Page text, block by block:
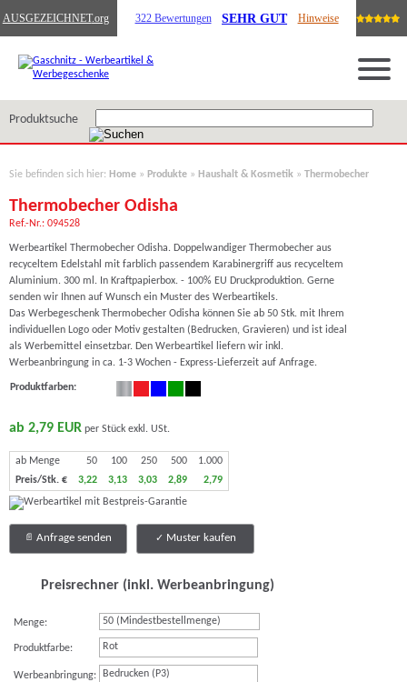
AUSGEZEICHNET.org 322 Bewertungen SEHR GUT Hinweise
Produktsuche
Sie befinden sich hier: Home » Produkte » Haushalt & Kosmetik » Thermobecher
Thermobecher Odisha
Ref.-Nr.: 094528
Werbeartikel Thermobecher Odisha. Doppelwandiger Thermobecher aus
recyceltem Edelstahl mit farblich passendem Karabinergriff aus recyceltem
Aluminium. 300 ml. In Kraftpapierbox. - 100% EU Druckproduktion. Gerne
senden wir Ihnen auf Wunsch ein Muster des Werbeartikels.
Das Werbegeschenk Thermobecher Odisha können Sie ab 50 Stk. mit Ihrem
individuellen Logo oder Motiv gestalten (Bedrucken, Gravieren) und ist ideal
als Werbemittel einsetzbar. Den Werbeartikel liefern wir inkl.
Werbeanbringung in ca. 1-3 Wochen - Express-Lieferzeit auf Anfrage.
Produktfarben:
ab 2,79 EUR per Stück exkl. USt.
ab Menge 50 100 250 500
1.000
Preis/Stk. €
3,22 3,13 3,03 2,89 2,79
Anfrage senden Muster kaufen
Preisrechner (inkl. Werbeanbringung)
Menge:
Produktfarbe: Rot
Werbeanbringung: Bedrucken (P3)